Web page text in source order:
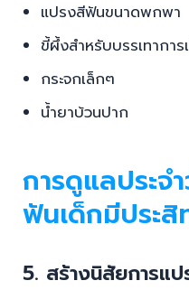
แปรงสีฟันขนาดพกพา
ขี้ผึ้งสำหรับบรรเทากา
กระจกเล็กๆ
น้ำยาบ้วนปาก
การดูแลประจ
ฟันเด็กมีประ
5. สร้างนิสัยการแ